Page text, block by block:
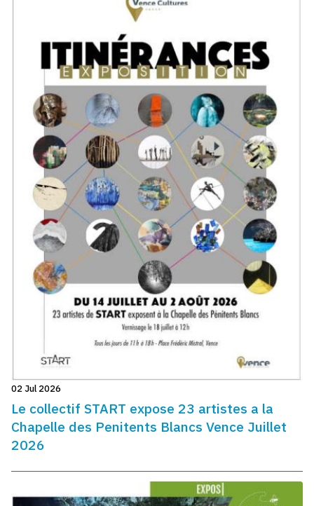
02 Jul 2026
Le collectif START expose 23 artistes a la
Chapelle des Penitents Blancs Vence Juillet
2026